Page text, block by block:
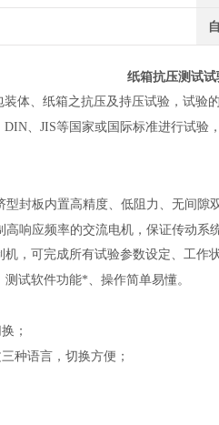
纸箱抗压测试
装体、纸箱之抗压及持压试验，试验
DIN、JIS等国家或国际标准进行试
封板内置高精度、低阻力、无间隙
响应频率的交流电机，保证传动系
，可完成所有试验参数设定、工作
试软件功能*、操作简单易懂。
；
种语言，切换方便；